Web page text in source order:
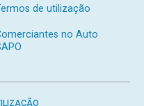
de utilização
no Auto